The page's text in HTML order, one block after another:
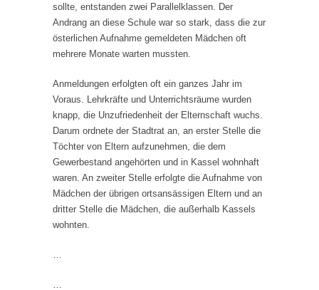
sollte, entstanden zwei Parallelklassen. Der
Andrang an diese Schule war so stark, dass die zur
österlichen Aufnahme gemeldeten Mädchen oft
mehrere Monate warten mussten.
Anmeldungen erfolgten oft ein ganzes Jahr im
Voraus. Lehrkräfte und Unterrichtsräume wurden
knapp, die Unzufriedenheit der Elternschaft wuchs.
Darum ordnete der Stadtrat an, an erster Stelle die
Töchter von Eltern aufzunehmen, die dem
Gewerbestand angehörten und in Kassel wohnhaft
waren. An zweiter Stelle erfolgte die Aufnahme von
Mädchen der übrigen ortsansässigen Eltern und an
dritter Stelle die Mädchen, die außerhalb Kassels
wohnten.
…
…